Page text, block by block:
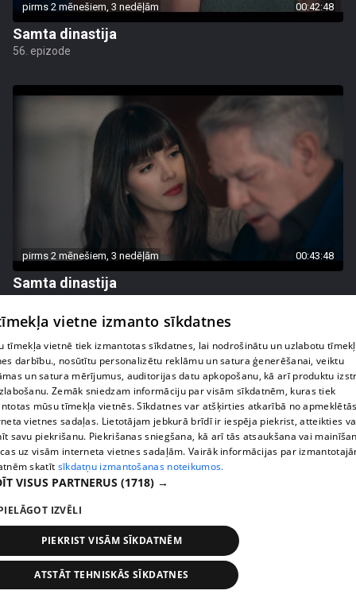
pirms 2 mēnešiem, 3 nedēļām 00:42:48
Samta dinastija
56. epizode
pirms 2 mēnešiem, 3 nedēļām 00:43:48
Samta dinastija
pirms 2 mēnešiem, 3 nedēļām
Samta dinastija
vietne izmanto sīkdatnes
tīmekļa vietnē tiek izmantotas sīkdatnes, lai nodrošinātu un uzlabotu
darbību., nosūtītu personalizētu reklāmu un satura ģenerēšanai, veiktu
un satura mērījumus, auditorijas datu apkopošanu, kā arī produktu
Zemāk sniedzam informāciju par visām sīkdatnēm, kuras tiek
mūsu tīmekļa vietnēs. Sīkdatnes var atšķirties atkarībā no
vietnes sadaļas. Lietotājam jebkurā brīdī ir iespēja piekrist, atteikties
savu piekrišanu. Piekrišanas sniegšana, kā arī tās atsaukšana vai
uz visām interneta vietnes sadaļām. Vairāk informācijas par
skatīt sīkdatņu izmantošanas noteikumos.
VISUS PARTNERUS (1718) →
IZVĒLI
PIEKRIST VISĀM SĪKDATNĒM
ATSTĀT TEHNISKĀS SĪKDATNES